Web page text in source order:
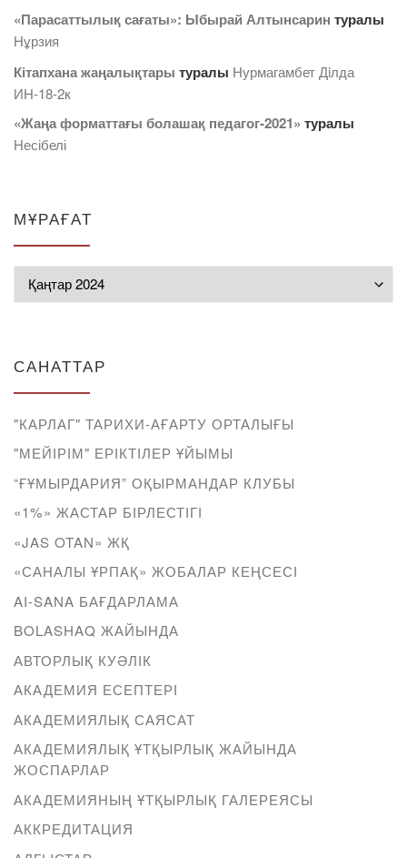
«Парасаттылық сағаты»: Ыбырай Алтынсарин туралы
Нұрзия
Кітапхана жаңалықтары туралы Нурмагамбет Дiлда
ИН-18-2к
«Жаңа форматтағы болашақ педагог-2021» туралы
Несібелі
МҰРАҒАТ
САНАТТАР
"КАРЛАГ" ТАРИХИ-АҒАРТУ ОРТАЛЫҒЫ
"МЕЙІРІМ" ЕРІКТІЛЕР ҰЙЫМЫ
“ҒҰМЫРДАРИЯ” ОҚЫРМАНДАР КЛУБЫ
«1%» ЖАСТАР БІРЛЕСТІГІ
«JAS OTAN» ЖҚ
«САНАЛЫ ҰРПАҚ» ЖОБАЛАР КЕҢСЕСІ
AI-SANA БАҒДАРЛАМА
BOLASHAQ ЖАЙЫНДА
АВТОРЛЫҚ КУӘЛІК
АКАДЕМИЯ ЕСЕПТЕРІ
АКАДЕМИЯЛЫҚ САЯСАТ
АКАДЕМИЯЛЫҚ ҰТҚЫРЛЫҚ ЖАЙЫНДА
ЖОСПАРЛАР
АКАДЕМИЯНЫҢ ҰТҚЫРЛЫҚ ГАЛЕРЕЯСЫ
АККРЕДИТАЦИЯ